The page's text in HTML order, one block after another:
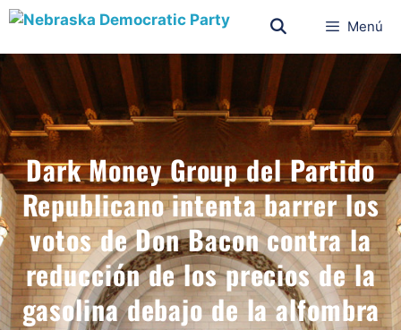
Menú
Dark Money Group del Partido
Republicano intenta barrer los
votos de Don Bacon contra la
reducción de los precios de la
gasolina debajo de la alfombra